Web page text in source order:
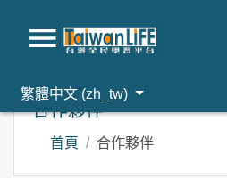
繁體中文 ‎(zh_tw)‎
合作夥伴
首頁 合作夥伴